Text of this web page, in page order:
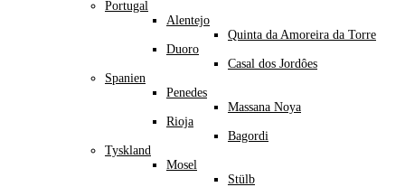
Portugal
Alentejo
Quinta da Amoreira da Torre
Duoro
Casal dos Jordôes
Spanien
Penedes
Massana Noya
Rioja
Bagordi
Tyskland
Mosel
Stülb